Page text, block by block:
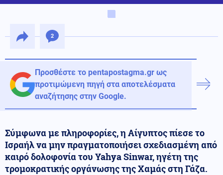
2
Προσθέστε το pentapostagma.gr ως
προτιμώμενη πηγή στα αποτελέσματα
αναζήτησης στην Google.
Σύμφωνα με πληροφορίες, η Αίγυπτος πίεσε το
Ισραήλ να μην πραγματοποιήσει σχεδιασμένη από
καιρό δολοφονία του Yahya Sinwar, ηγέτη της
τρομοκρατικής οργάνωσης της Χαμάς στη Γάζα.